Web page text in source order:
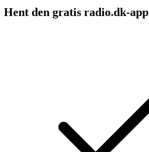
Hent den gratis radio.dk-app